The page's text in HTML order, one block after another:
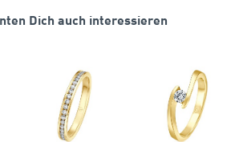
Dich auch interessieren